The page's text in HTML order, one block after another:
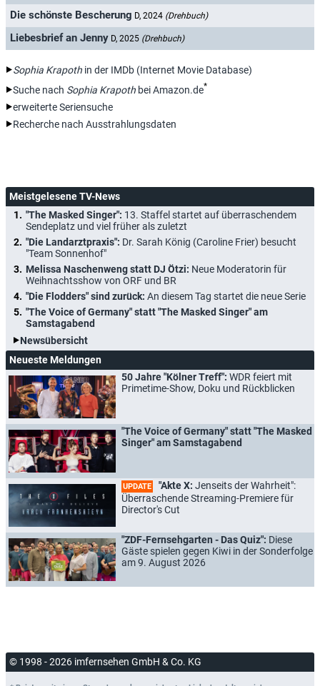
Die schönste Bescherung D, 2024 (Drehbuch)
Liebesbrief an Jenny D, 2025 (Drehbuch)
Sophia Krapoth in der IMDb (Internet Movie Database)
Suche nach Sophia Krapoth bei Amazon.de*
erweiterte Seriensuche
Recherche nach Ausstrahlungsdaten
Meistgelesene TV-News
"The Masked Singer": 13. Staffel startet auf überraschendem
Sendeplatz und viel früher als zuletzt
"Die Landarztpraxis": Dr. Sarah König (Caroline Frier) besucht
"Team Sonnenhof"
Melissa Naschenweng statt DJ Ötzi: Neue Moderatorin für
Weihnachtsshow von ORF und BR
"Die Flodders" sind zurück: An diesem Tag startet die neue Serie
"The Voice of Germany" statt "The Masked Singer" am
Samstagabend
Newsübersicht
Neueste Meldungen
50 Jahre "Kölner Treff": WDR feiert mit
Primetime-Show, Doku und Rückblicken
"The Voice of Germany" statt "The Masked
Singer" am Samstagabend
UPDATE "Akte X: Jenseits der Wahrheit":
Überraschende Streaming-Premiere für
Director's Cut
"ZDF-Fernsehgarten - Das Quiz": Diese
Gäste spielen gegen Kiwi in der Sonderfolge
am 9. August 2026
© 1998 - 2026 imfernsehen GmbH & Co. KG